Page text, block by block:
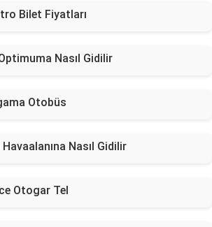
Bilet Fiyatları
Nasıl Gidilir
Otobüs
Nasıl Gidilir
Otogar Tel